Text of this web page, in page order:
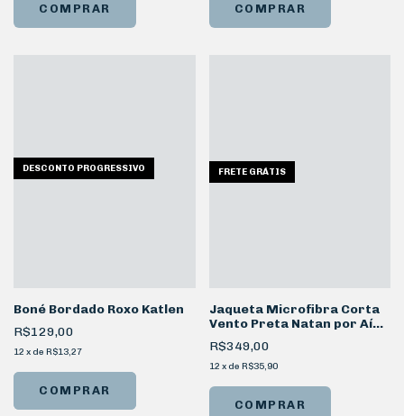
COMPRAR COMPRAR
DESCONTO PROGRESSIVO
Boné Bordado Roxo Katlen
R$129,00
12 x de R$13,27
FRETE GRÁTIS
Jaqueta Microfibra Corta
Vento Preta Natan por Aí
24h
R$349,00
12 x de R$35,90
COMPRAR